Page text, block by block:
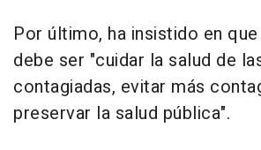
Por último, ha insistido en
debe ser "cuidar la salud de
contagiadas, evitar más
preservar la salud pública".